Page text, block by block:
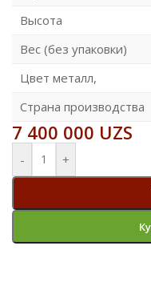
Высота
Вес (без упаковки)
Цвет металл,
Страна производства
7 400 000 UZS
- +